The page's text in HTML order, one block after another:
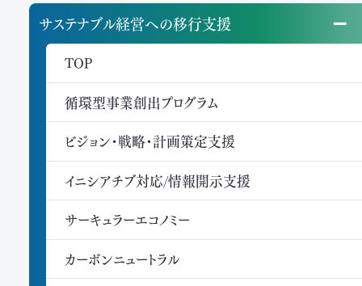
サステナブル経営への移行支援
TOP
循環型事業創出プログラム
ビジョン・戦略・計画策定支援
イニシアチブ対応/情報開示支援
サーキュラーエコノミー
カーボンニュートラル